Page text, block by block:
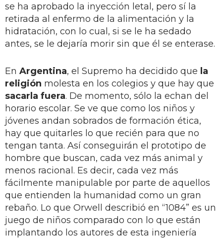
se ha aprobado la inyección letal, pero sí la
retirada al enfermo de la alimentación y la
hidratación, con lo cual, si se le ha sedado
antes, se le dejaría morir sin que él se enterase.
En Argentina, el Supremo ha decidido que la
religión molesta en los colegios y que hay que
sacarla fuera. De momento, sólo la echan del
horario escolar. Se ve que como los niños y
jóvenes andan sobrados de formación ética,
hay que quitarles lo que recién para que no
tengan tanta. Así conseguirán el prototipo de
hombre que buscan, cada vez más animal y
menos racional. Es decir, cada vez más
fácilmente manipulable por parte de aquellos
que entienden la humanidad como un gran
rebaño. Lo que Orwell describió en “1084” es un
juego de niños comparado con lo que están
implantando los autores de esta ingeniería